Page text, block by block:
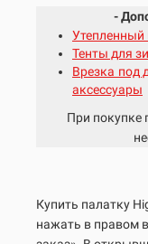
-
Утепленный
Тенты для
Врезка под
аксессуары
При покупке
Купить палатку
нажать в правом